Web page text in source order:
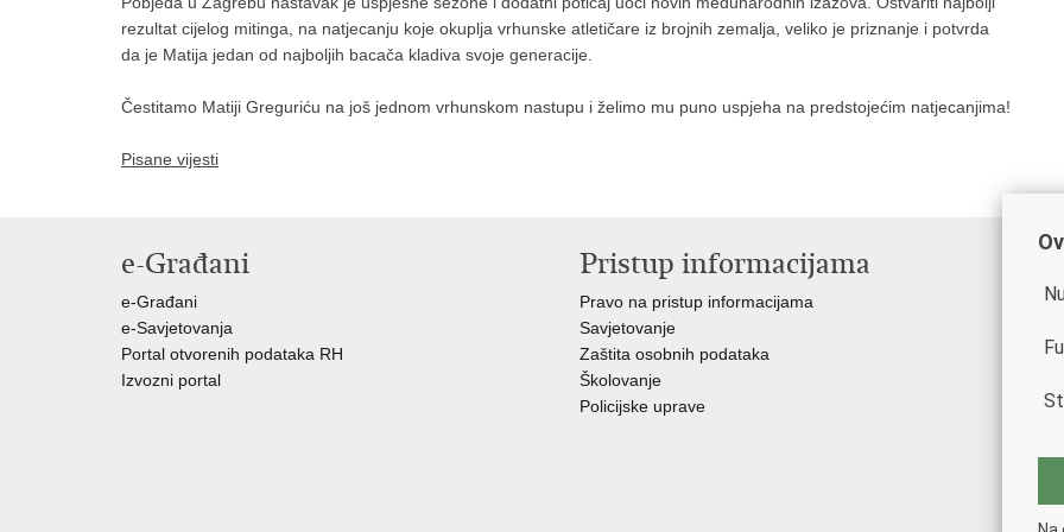
rezultat cijelog mitinga, na natjecanju koje okuplja vrhunske atletičare iz brojnih zemalja, veliko je priznanje i potvrda
da je Matija jedan od najboljih bacača kladiva svoje generacije.
Čestitamo Matiji Greguriću na još jednom vrhunskom nastupu i želimo mu puno uspjeha na predstojećim natjecanjima!
Pisane vijesti
e-Građani
e-Građani
e-Savjetovanja
Portal otvorenih podataka RH
Izvozni portal
Pristup informacijama
Pravo na pristup informacijama
Savjetovanje
Zaštita osobnih podataka
Školovanje
Policijske uprave